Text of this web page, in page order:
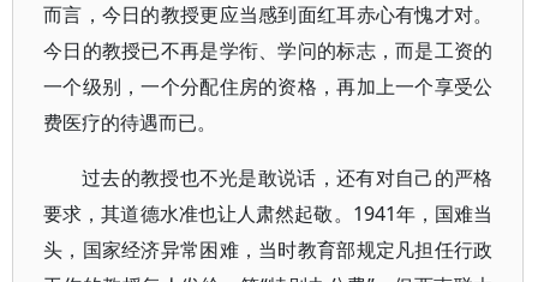
而言，今日的教授更应当感到面红耳赤心有愧才对。
今日的教授已不再是学衔、学问的标志，而是工资的
一个级别，一个分配住房的资格，再加上一个享受公
费医疗的待遇而已。
过去的教授也不光是敢说话，还有对自己的严格
要求，其道德水准也让人肃然起敬。1941年，国难当
头，国家经济异常困难，当时教育部规定凡担任行政